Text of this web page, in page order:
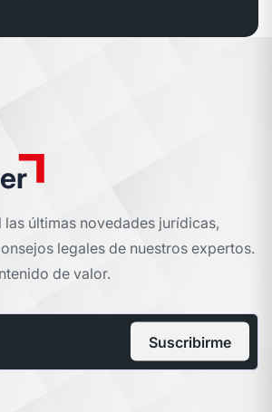
las últimas novedades jurídicas,
legales de nuestros expertos.
de valor.
Suscribirme